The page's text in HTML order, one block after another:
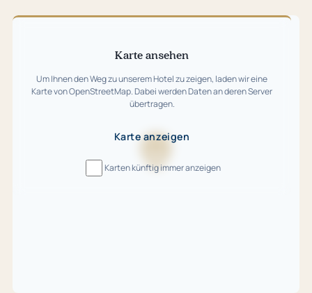
Karte
Karte ansehen
Um Ihnen den Weg zu unserem Hotel zu zeigen, laden wir eine
Karte von OpenStreetMap. Dabei werden Daten an deren Server
übertragen.
Karte anzeigen
Karten künftig immer anzeigen
wird